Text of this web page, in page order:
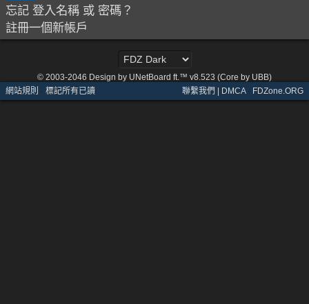
忘記 登入名稱 或 密碼？
註冊一個新帳戶
© 2003-2046 Design by UNetBoard ft.™ v8.523 (Core by UBB)
網站規則 · 標記所有已讀 聯繫我們 | DMCA· FDZone.ORG